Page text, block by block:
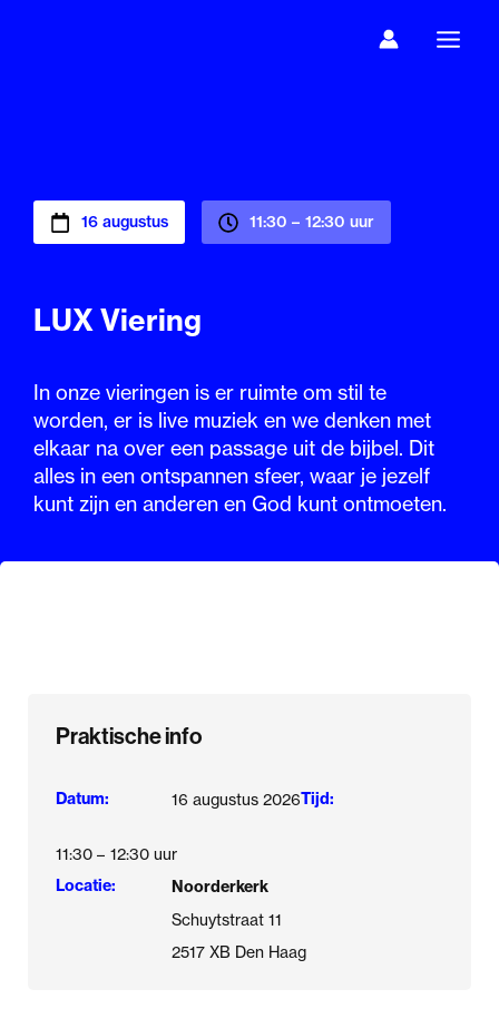
16 augustus 11:30 – 12:30 uur
LUX Viering
In onze vieringen is er ruimte om stil te
worden, er is live muziek en we denken met
elkaar na over een passage uit de bijbel. Dit
alles in een ontspannen sfeer, waar je jezelf
kunt zijn en anderen en God kunt ontmoeten.
Praktische info
Datum: 16 augustus 2026Tijd:
11:30 – 12:30 uur
Locatie: Noorderkerk
Schuytstraat 11
2517 XB Den Haag